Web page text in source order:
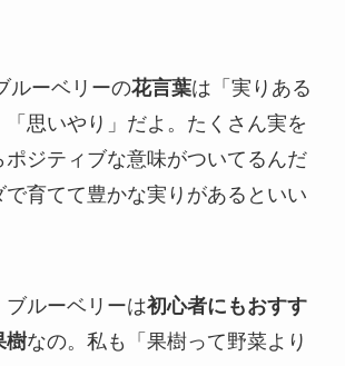
ルーベリーの花言葉は「実りある
「思いやり」だよ。たくさん実を
ジティブな意味がついてるんだ
で育てて豊かな実りがあるといい
ブルーベリーは初心者にもおすす
樹なの。私も「果樹って野菜より